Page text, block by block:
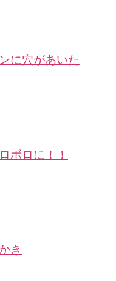
に穴があいた
ボロに！！
き